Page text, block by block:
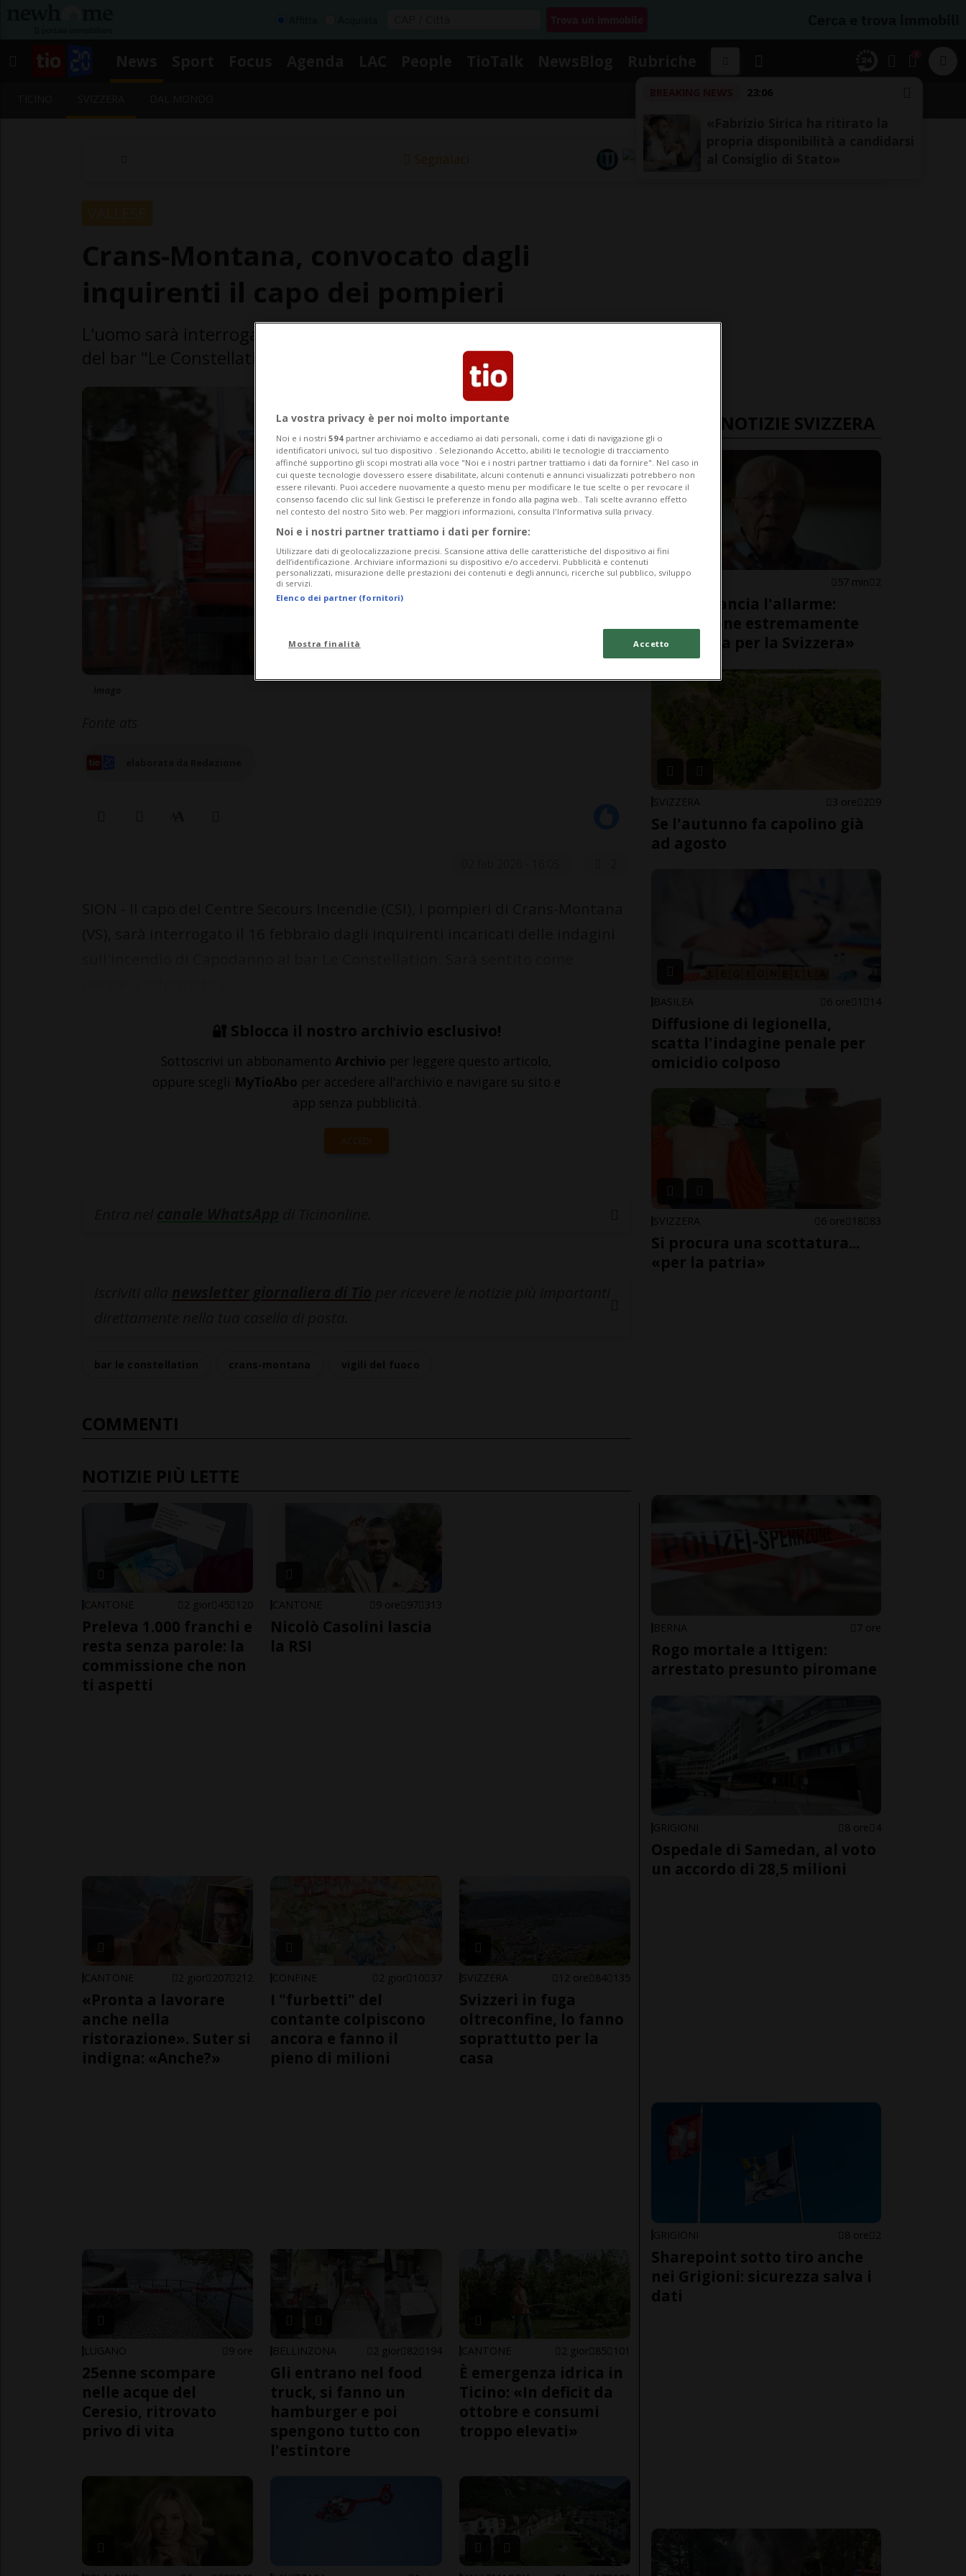
23:06
Segnalaci
🔐 Sblocca il nostro archivio esclusivo!
Sottoscrivi un abbonamento Archivio per leggere questo articolo,
oppure scegli MyTioAbo per accedere all'archivio e navigare su sito e
app senza pubblicità.
ACCEDI
COMMENTI
NOTIZIE PIÙ LETTE
CANTONE 2 gior 45 120
Preleva 1.000 franchi e
resta senza parole: la
commissione che non
ti aspetti
CANTONE 9 ore 97 313
Nicolò Casolini lascia
la RSI
CANTONE 2 gior 207 212
«Pronta a lavorare
anche nella
ristorazione». Suter si
indigna: «Anche?»
CONFINE 2 gior 10 37
I "furbetti" del
contante colpiscono
ancora e fanno il
pieno di milioni
SVIZZERA 12 ore 84 135
Svizzeri in fuga
oltreconfine, lo fanno
soprattutto per la
casa
LUGANO 9 ore
25enne scompare
nelle acque del
Ceresio, ritrovato
privo di vita
BELLINZONA 2 gior 82 194
Gli entrano nel food
truck, si fanno un
hamburger e poi
spengono tutto con
l'estintore
CANTONE 2 gior 85 101
È emergenza idrica in
Ticino: «In deficit da
ottobre e consumi
troppo elevati»
ULTIME NOTIZIE SVIZZERA
SVIZZERA 57 min 2
Blocher lancia l'allarme:
«Situazione estremamente
pericolosa per la Svizzera»
SVIZZERA 3 ore 2 9
Se l'autunno fa capolino già
ad agosto
BASILEA 6 ore 1 14
Diffusione di legionella,
scatta l'indagine penale per
omicidio colposo
SVIZZERA 6 ore 18 83
Si procura una scottatura...
«per la patria»
BERNA 7 ore
Rogo mortale a Ittigen:
arrestato presunto piromane
GRIGIONI 8 ore 4
Ospedale di Samedan, al voto
un accordo di 28,5 milioni
GRIGIONI 8 ore 2
Sharepoint sotto tiro anche
nei Grigioni: sicurezza salva i
dati
La vostra privacy è per noi molto importante
Noi e i nostri 594 partner archiviamo e accediamo ai dati personali, come i dati di navigazione gli o
identificatori univoci, sul tuo dispositivo . Selezionando Accetto, abiliti le tecnologie di tracciamento
affinché supportino gli scopi mostrati alla voce "Noi e i nostri partner trattiamo i dati da fornire". Nel caso in
cui queste tecnologie dovessero essere disabilitate, alcuni contenuti e annunci visualizzati potrebbero non
essere rilevanti. Puoi accedere nuovamente a questo menu per modificare le tue scelte o per revocare il
consenso facendo clic sul link Gestisci le preferenze in fondo alla pagina web.. Tali scelte avranno effetto
nel contesto del nostro Sito web. Per maggiori informazioni, consulta l'Informativa sulla privacy.
Noi e i nostri partner trattiamo i dati per fornire:
Utilizzare dati di geolocalizzazione precisi. Scansione attiva delle caratteristiche del dispositivo ai fini
dell’identificazione. Archiviare informazioni su dispositivo e/o accedervi. Pubblicità e contenuti
personalizzati, misurazione delle prestazioni dei contenuti e degli annunci, ricerche sul pubblico, sviluppo
di servizi.
Elenco dei partner (fornitori)
Mostra finalità Accetto